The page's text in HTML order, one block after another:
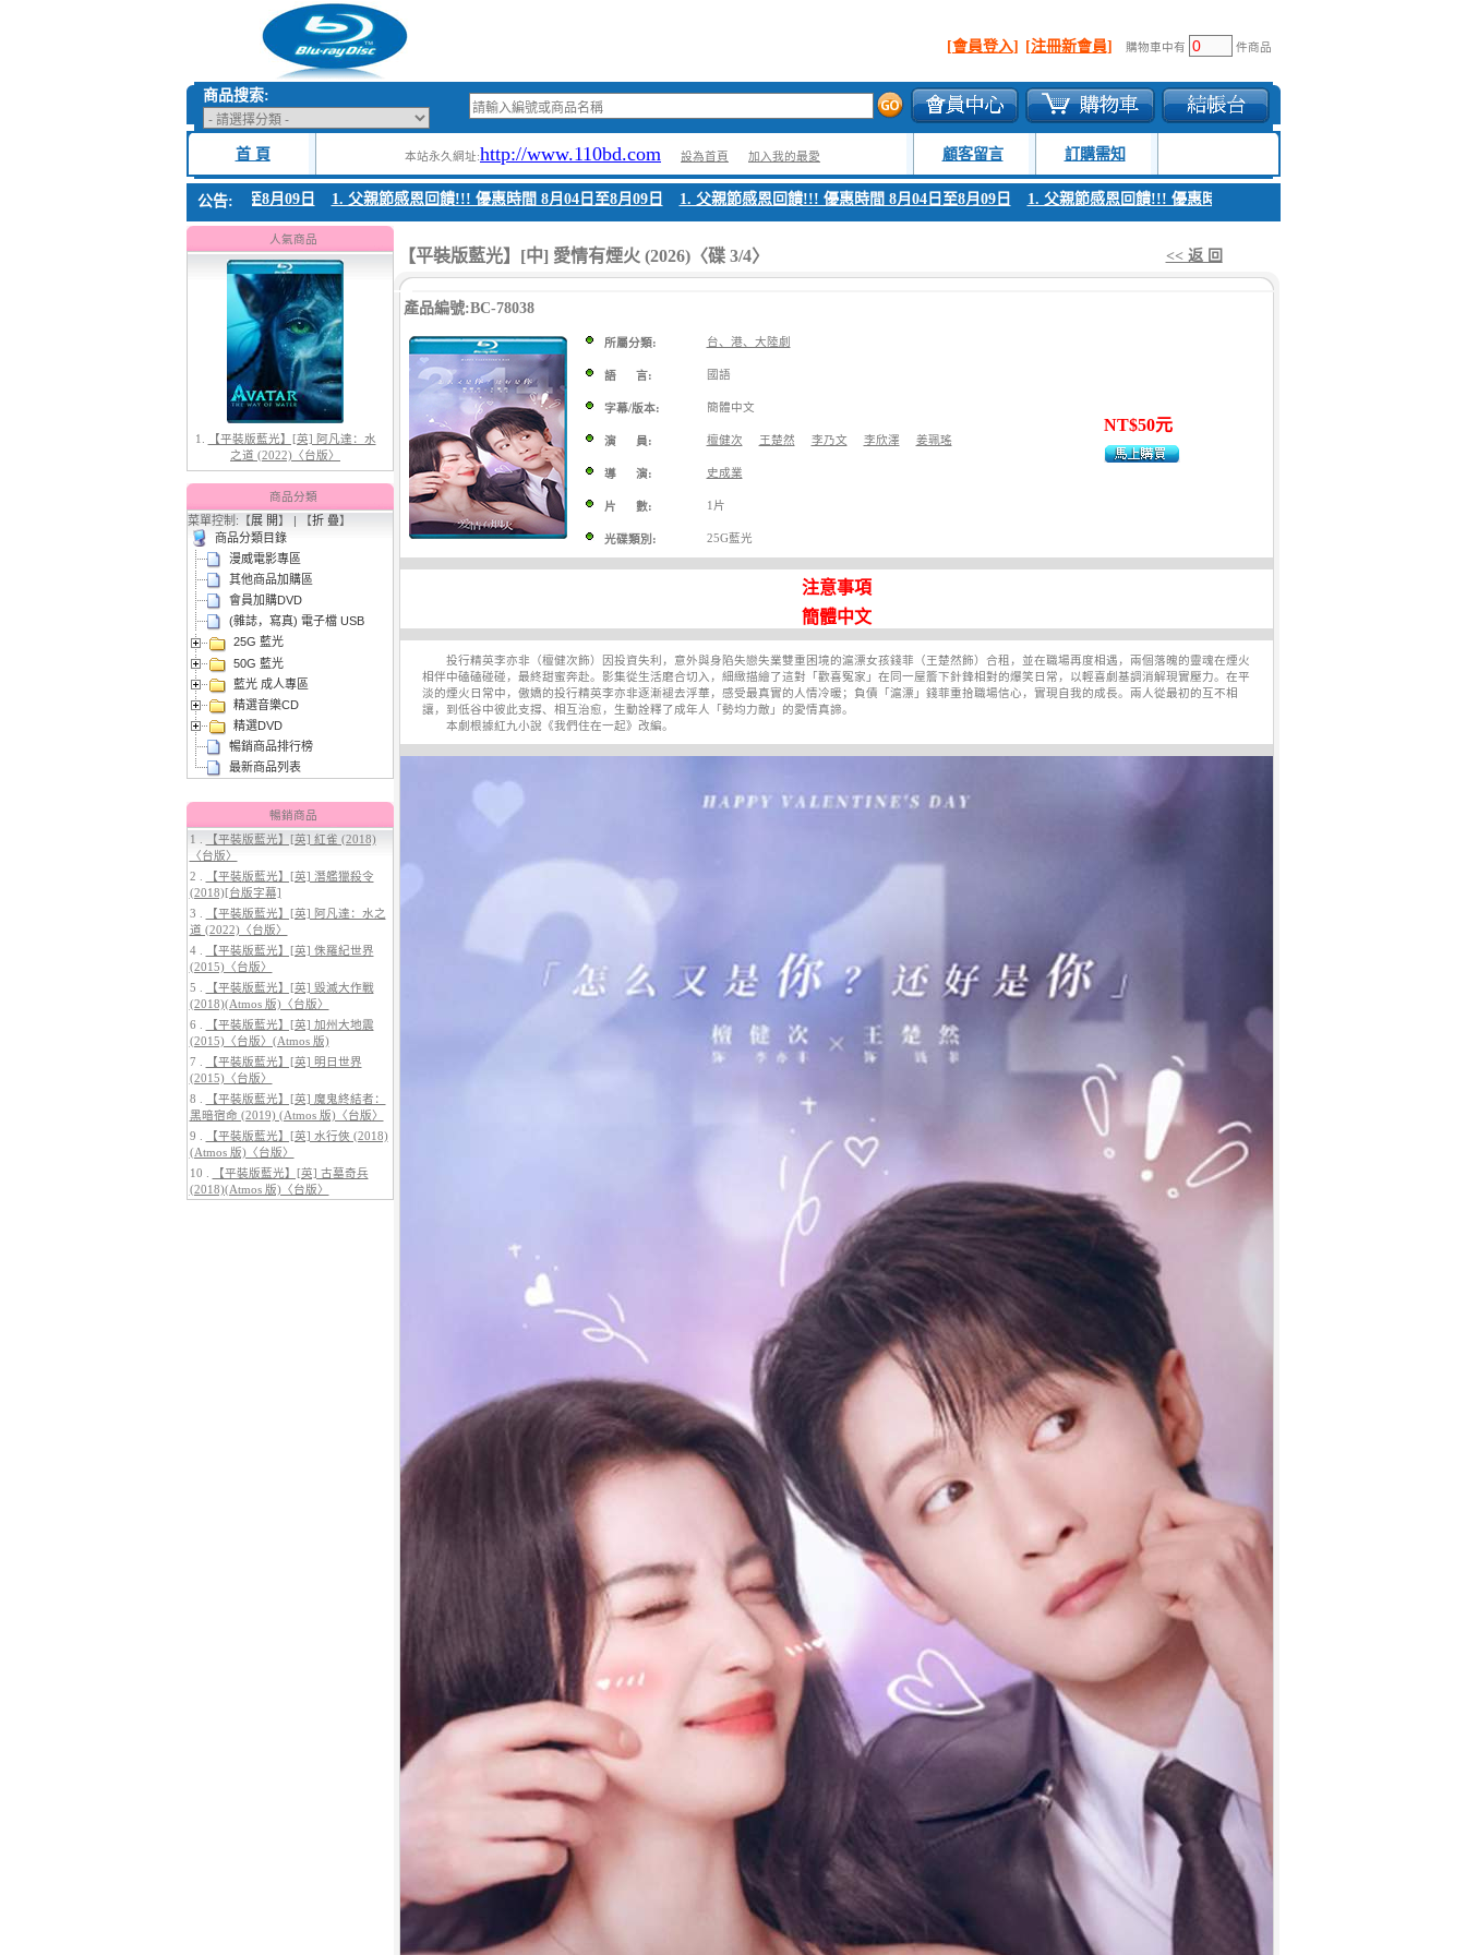
[會員登入] [注冊新會員] 購物車中有 件商品
商品搜索:
首 頁 本站永久網址:http://www.110bd.com 設為首頁 加入我的最愛 顧客留言 訂購需知
公告:
節感恩回饋!!! 優惠時間 8月04日至8月09日 1. 父親節感恩回饋!!! 優惠時間 8月04日至8月09日 1. 父親節感恩回饋!!! 優惠時間 8月04日至8月09日 1. 父親節感恩回饋!!! 優惠時間 8月04日至8月09日
人氣商品
1.【平裝版藍光】[英] 阿凡達：水
之道 (2022)〈台版〉
與燼 (2025)(Atmos 版)〈台版〉
3.【平裝版藍光】[英] 太空超人
(2026)[台版字幕]
4.【平裝版藍光】[英] 穿著PRADA
的惡魔 2 (2026)[台版字幕]
5.【平裝版藍光】[英] 巔峰獵殺
(2026)
商品分類
菜單控制:【展 開】 | 【折 疊】
商品分類目錄
漫威電影專區
其他商品加購區
會員加購DVD
(雜誌，寫真) 電子檔 USB
25G 藍光
50G 藍光
藍光 成人專區
精選音樂CD
精選DVD
暢銷商品排行榜
最新商品列表
暢銷商品
1 .
【平裝版藍光】[英] 紅雀 (2018)
〈台版〉
2 .
【平裝版藍光】[英] 潛艦獵殺令
(2018)[台版字幕]
3 .
【平裝版藍光】[英] 阿凡達：水之
道 (2022)〈台版〉
4 .
【平裝版藍光】[英] 侏羅紀世界
(2015)〈台版〉
5 .
【平裝版藍光】[英] 毀滅大作戰
(2018)(Atmos 版)〈台版〉
6 .
【平裝版藍光】[英] 加州大地震
(2015)〈台版〉(Atmos 版)
7 .
【平裝版藍光】[英] 明日世界
(2015)〈台版〉
8 .
【平裝版藍光】[英] 魔鬼終結者：
黑暗宿命 (2019) (Atmos 版)〈台版〉
9 .
【平裝版藍光】[英] 水行俠 (2018)
(Atmos 版)〈台版〉
10 .
【平裝版藍光】[英] 古墓奇兵
(2018)(Atmos 版)〈台版〉
【平裝版藍光】[中] 愛情有煙火 (2026)〈碟 3/4〉 << 返 回
產品編號:BC-78038
所屬分類: 台、港、大陸劇
語 言: 國語
字幕/版本: 簡體中文
演 員: 檀健次 王楚然 李乃文 李欣澤 姜珮瑤
導 演: 史成業
片 數: 1片
光碟類別: 25G藍光
NT$50元
注意事項
簡體中文
投行精英李亦非（檀健次飾）因投資失利，意外與身陷失戀失業雙重困境的滬漂女孩錢菲（王楚然飾）合租，並在職場再度相遇，兩個落魄的靈魂在煙火
相伴中磕磕碰碰，最終甜蜜奔赴。影集從生活磨合切入，細緻描繪了這對「歡喜冤家」在同一屋簷下針鋒相對的爆笑日常，以輕喜劇基調消解現實壓力。在平
淡的煙火日常中，傲嬌的投行精英李亦非逐漸褪去浮華，感受最真實的人情冷暖；負債「滬漂」錢菲重拾職場信心，實現自我的成長。兩人從最初的互不相
讓，到低谷中彼此支撐、相互治愈，生動詮釋了成年人「勢均力敵」的愛情真諦。
本劇根據紅九小說《我們住在一起》改編。